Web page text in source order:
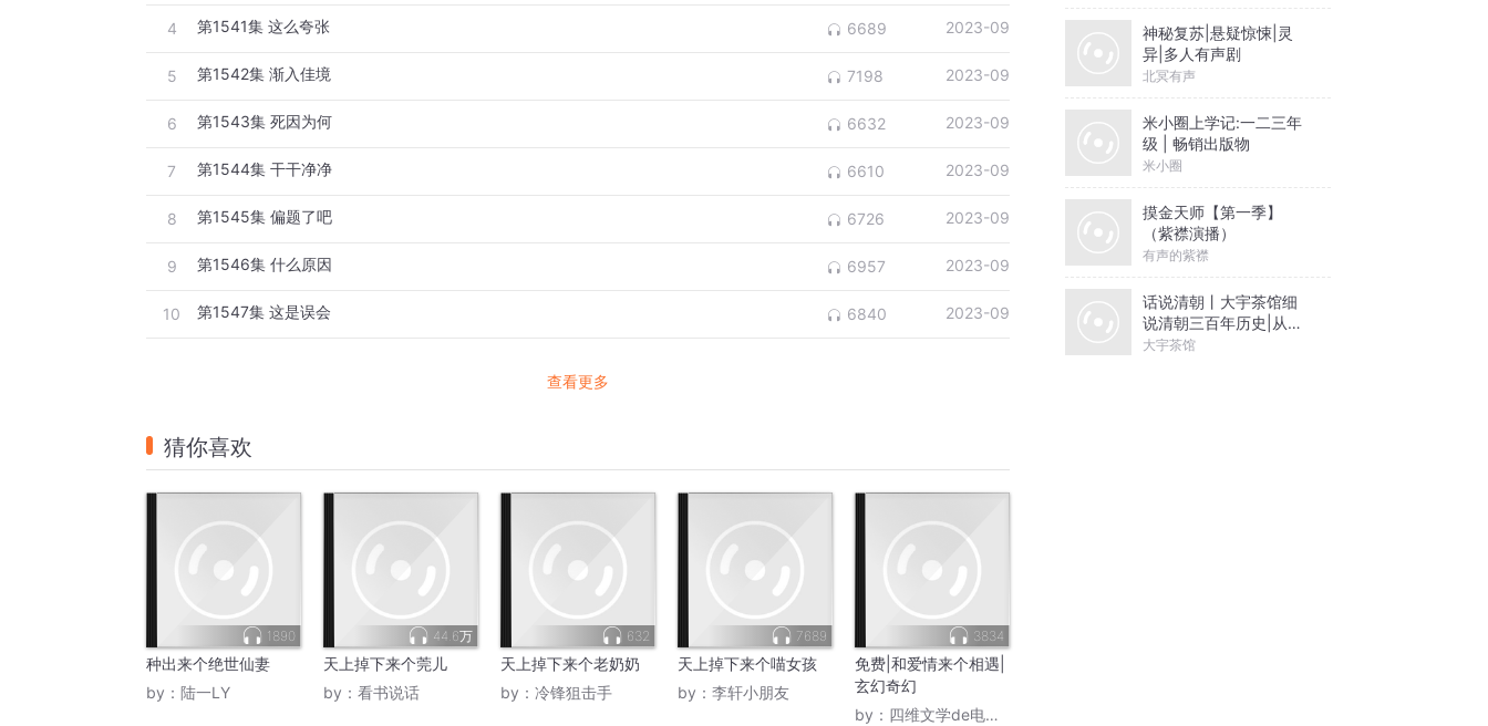
4 第1541集 这么夸张 6689 2023-09
5 第1542集 渐入佳境 7198 2023-09
6 第1543集 死因为何 6632 2023-09
7 第1544集 干干净净 6610 2023-09
8 第1545集 偏题了吧 6726 2023-09
9 第1546集 什么原因 6957 2023-09
10 第1547集 这是误会 6840 2023-09
查看更多
猜你喜欢
1890
种出来个绝世仙妻
by： 陆一LY
44.6万
天上掉下来个莞儿
by： 看书说话
632
天上掉下来个老奶奶
by： 冷锋狙击手
7689
天上掉下来个喵女孩
by： 李轩小朋友
3834
免费|和爱情来个相遇|
玄幻奇幻
by： 四维文学de电子书
神秘复苏|悬疑惊悚|灵
异|多人有声剧
北冥有声
米小圈上学记:一二三年
级 | 畅销出版物
米小圈
摸金天师【第一季】
（紫襟演播）
有声的紫襟
话说清朝丨大宇茶馆细
说清朝三百年历史|从努
尔哈赤到末代皇帝溥仪|
大宇茶馆